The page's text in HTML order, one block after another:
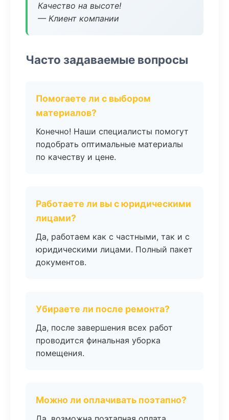
Качество на высоте!
— Клиент компании
Часто задаваемые вопросы
Помогаете ли с выбором
материалов?
Конечно! Наши специалисты помогут
подобрать оптимальные материалы
по качеству и цене.
Работаете ли вы с юридическими
лицами?
Да, работаем как с частными, так и с
юридическими лицами. Полный пакет
документов.
Убираете ли после ремонта?
Да, после завершения всех работ
проводится финальная уборка
помещения.
Можно ли оплачивать поэтапно?